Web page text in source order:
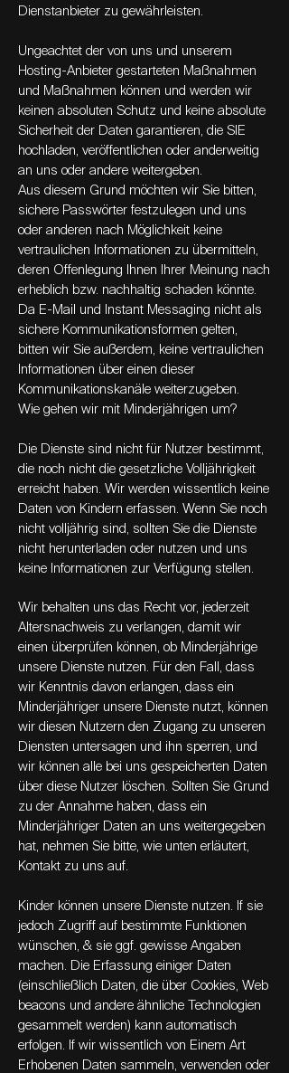
Dienstanbieter zu gewährleisten.
Ungeachtet der von uns und unserem
Hosting-Anbieter gestarteten Maßnahmen
und Maßnahmen können und werden wir
keinen absoluten Schutz und keine absolute
Sicherheit der Daten garantieren, die SIE
hochladen, veröffentlichen oder anderweitig
an uns oder andere weitergeben.
Aus diesem Grund möchten wir Sie bitten,
sichere Passwörter festzulegen und uns
oder anderen nach Möglichkeit keine
vertraulichen Informationen zu übermitteln,
deren Offenlegung Ihnen Ihrer Meinung nach
erheblich bzw. nachhaltig schaden könnte.
Da E-Mail und Instant Messaging nicht als
sichere Kommunikationsformen gelten,
bitten wir Sie außerdem, keine vertraulichen
Informationen über einen dieser
Kommunikationskanäle weiterzugeben.
Wie gehen wir mit Minderjährigen um?
Die Dienste sind nicht für Nutzer bestimmt,
die noch nicht die gesetzliche Volljährigkeit
erreicht haben. Wir werden wissentlich keine
Daten von Kindern erfassen. Wenn Sie noch
nicht volljährig sind, sollten Sie die Dienste
nicht herunterladen oder nutzen und uns
keine Informationen zur Verfügung stellen.
Wir behalten uns das Recht vor, jederzeit
Altersnachweis zu verlangen, damit wir
einen überprüfen können, ob Minderjährige
unsere Dienste nutzen. Für den Fall, dass
wir Kenntnis davon erlangen, dass ein
Minderjähriger unsere Dienste nutzt, können
wir diesen Nutzern den Zugang zu unseren
Diensten untersagen und ihn sperren, und
wir können alle bei uns gespeicherten Daten
über diese Nutzer löschen. Sollten Sie Grund
zu der Annahme haben, dass ein
Minderjähriger Daten an uns weitergegeben
hat, nehmen Sie bitte, wie unten erläutert,
Kontakt zu uns auf.
Kinder können unsere Dienste nutzen. If sie
jedoch Zugriff auf bestimmte Funktionen
wünschen, & sie ggf. gewisse Angaben
machen. Die Erfassung einiger Daten
(einschließlich Daten, die über Cookies, Web
beacons und andere ähnliche Technologien
gesammelt werden) kann automatisch
erfolgen. If wir wissentlich von Einem Art
Erhobenen Daten sammeln, verwenden oder